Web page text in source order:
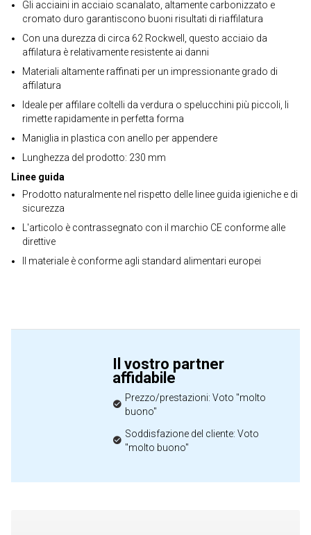
Gli acciaini in acciaio scanalato, altamente carbonizzato e
cromato duro garantiscono buoni risultati di riaffilatura
Con una durezza di circa 62 Rockwell, questo acciaio da
affilatura è relativamente resistente ai danni
Materiali altamente raffinati per un impressionante grado di
affilatura
Ideale per affilare coltelli da verdura o spelucchini più piccoli, li
rimette rapidamente in perfetta forma
Maniglia in plastica con anello per appendere
Lunghezza del prodotto: 230 mm
Linee guida
Prodotto naturalmente nel rispetto delle linee guida igieniche e di
sicurezza
L'articolo è contrassegnato con il marchio CE conforme alle
direttive
Il materiale è conforme agli standard alimentari europei
Il vostro partner
affidabile
Prezzo/prestazioni: Voto "molto
buono"
Soddisfazione del cliente: Voto
"molto buono"